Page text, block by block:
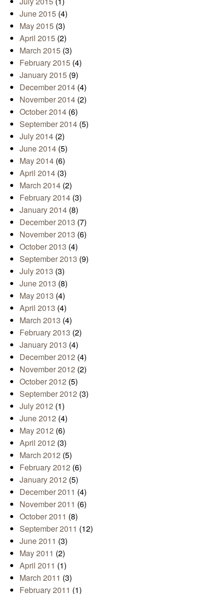
June 2015 (4)
May 2015 (3)
April 2015 (2)
March 2015 (3)
February 2015 (4)
January 2015 (9)
December 2014 (4)
November 2014 (2)
October 2014 (6)
September 2014 (5)
July 2014 (2)
June 2014 (5)
May 2014 (6)
April 2014 (3)
March 2014 (2)
February 2014 (3)
January 2014 (8)
December 2013 (7)
November 2013 (6)
October 2013 (4)
September 2013 (9)
July 2013 (3)
June 2013 (8)
May 2013 (4)
April 2013 (4)
March 2013 (4)
February 2013 (2)
January 2013 (4)
December 2012 (4)
November 2012 (2)
October 2012 (5)
September 2012 (3)
July 2012 (1)
June 2012 (4)
May 2012 (6)
April 2012 (3)
March 2012 (5)
February 2012 (6)
January 2012 (5)
December 2011 (4)
November 2011 (6)
October 2011 (8)
September 2011 (12)
June 2011 (3)
May 2011 (2)
April 2011 (1)
March 2011 (3)
February 2011 (1)